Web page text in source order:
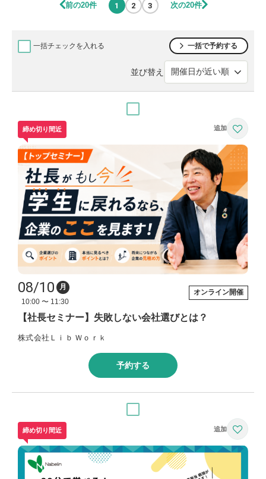
前の20件 1 2 3 次の20件
一括チェックを入れる 一括で予約する
並び替え
締め切り間近
08/10
月
10:00 〜 11:30
オンライン開催
【社長セミナー】失敗しない会社選びとは？
株式会社Ｌｉｂ Ｗｏｒｋ
予約する
締め切り間近